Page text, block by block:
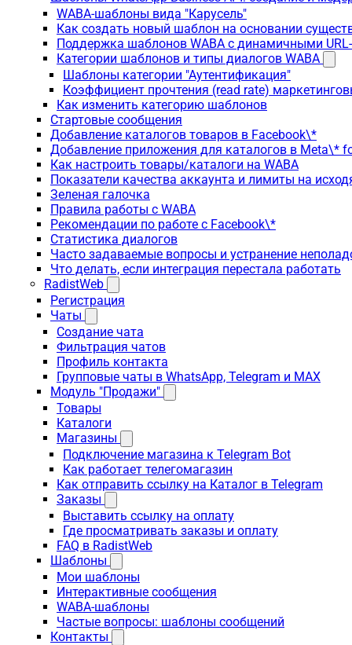
WABA-шаблоны вида "Карусель"
Как создать новый шаблон на основании
Поддержка шаблонов WABA с динамичными
Категории шаблонов и типы диалогов WABA
Шаблоны категории "Аутентификация"
Коэффициент прочтения (read rate)
Как изменить категорию шаблонов
Стартовые сообщения
Добавление каталогов товаров в Facebook\*
Добавление приложения для каталогов в Meta\*
Как настроить товары/каталоги на WABA
Показатели качества аккаунта и лимиты на
Зеленая галочка
Правила работы с WABA
Рекомендации по работе с Facebook\*
Статистика диалогов
Часто задаваемые вопросы и устранение
Что делать, если интеграция перестала работать
RadistWeb
Регистрация
Чаты
Создание чата
Фильтрация чатов
Профиль контакта
Групповые чаты в WhatsApp, Telegram и MAX
Модуль "Продажи"
Товары
Каталоги
Магазины
Подключение магазина к Telegram Bot
Как работает телегомагазин
Как отправить ссылку на Каталог в Telegram
Заказы
Выставить ссылку на оплату
Где просматривать заказы и оплату
FAQ в RadistWeb
Шаблоны
Мои шаблоны
Интерактивные сообщения
WABA-шаблоны
Частые вопросы: шаблоны сообщений
Контакты